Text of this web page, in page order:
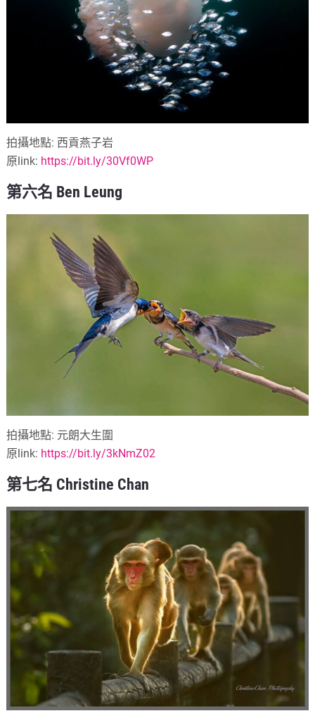
拍攝地點: 西貢燕子岩
原link: https://bit.ly/30Vf0WP
第六名 Ben Leung
拍攝地點: 元朗大生圍
原link: https://bit.ly/3kNmZ02
第七名 Christine Chan